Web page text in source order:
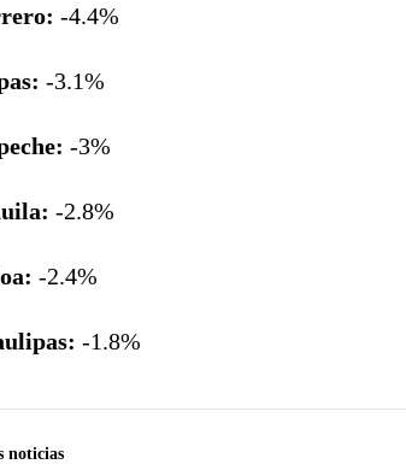
-4.4%
-3.1%
-3%
-2.8%
-2.4%
-1.8%
noticias